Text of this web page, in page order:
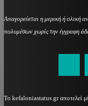
Απαγορεύεται η μερική ή ολική
πολυμέσων χωρίς την έγγραφη
Το kefaloniastatus.gr αποτελεί